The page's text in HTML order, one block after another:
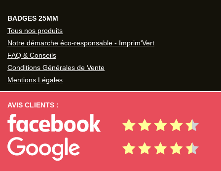
BADGES 25MM
Tous nos produits
Notre démarche éco-responsable - Imprim'Vert
FAQ & Conseils
Conditions Générales de Vente
Mentions Légales
AVIS CLIENTS :